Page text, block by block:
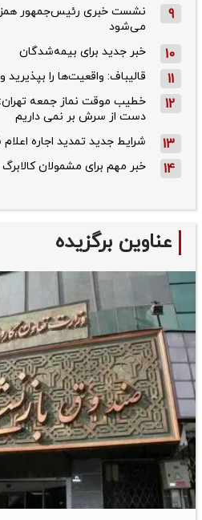
9
نشست خبری رئیس‌جمهور
می‌شود
10 خبر جدید برای بیمه‌شدگان
11 قالیباف: واقعیت‌ها را
12
خطیب موقت نماز جمعه تهران:
دست از سرش بر نمی داریم
13 شرایط جدید تمدید اجاره
14 خبر مهم برای مشمولان کالابرگ
عناوین برگزیده